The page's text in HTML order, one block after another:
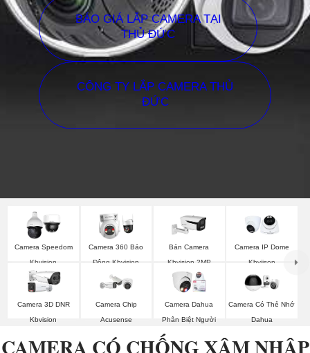
BÁO GIÁ LẮP CAMERA TẠI
THỦ ĐỨC
CÔNG TY LẮP CAMERA THỦ
ĐỨC
Camera Speedom
Kbvision
Camera 360 Báo
Động Kbvision
Bán Camera
Kbvision 2MP
Camera IP Dome
Kbviison
Camera 3D DNR
Kbvision
Camera Chip
Acusense
Camera Dahua
Phân Biệt Người
Camera Có Thẻ Nhớ
Dahua
CAMERA CÓ CHỐNG XÂM NHẬP